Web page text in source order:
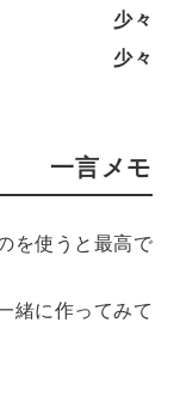
少々
少々
一言メモ
を使うと最高で
緒に作ってみて